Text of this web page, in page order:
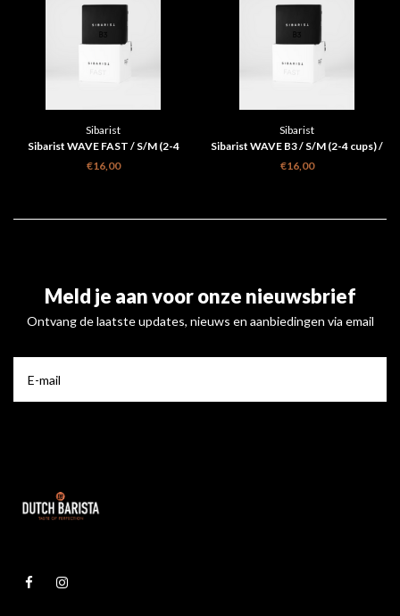
Sibarist
Sibarist WAVE FAST / S/M (2-4
kops) / 25 stuks
€16,00
Sibarist
Sibarist WAVE B3 / S/M (2-4 cups) /
25 stuks box
€16,00
Meld je aan voor onze nieuwsbrief
Ontvang de laatste updates, nieuws en aanbiedingen via email